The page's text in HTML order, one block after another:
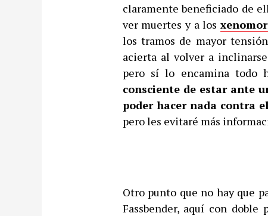
claramente beneficiado de
ver muertes y a los
los tramos de mayor
acierta al volver a
pero sí lo encamina todo
consciente de estar ante
poder hacer nada contra
pero les evitaré más
Otro punto que no hay que
Fassbender, aquí con